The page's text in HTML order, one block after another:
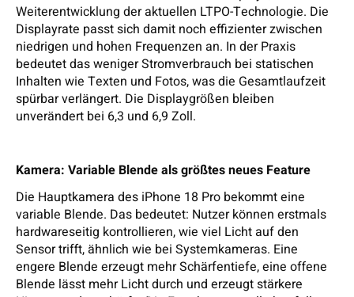
Weiterentwicklung der aktuellen LTPO-Technologie. Die
Displayrate passt sich damit noch effizienter zwischen
niedrigen und hohen Frequenzen an. In der Praxis
bedeutet das weniger Stromverbrauch bei statischen
Inhalten wie Texten und Fotos, was die Gesamtlaufzeit
spürbar verlängert. Die Displaygrößen bleiben
unverändert bei 6,3 und 6,9 Zoll.
Kamera: Variable Blende als größtes neues Feature
Die Hauptkamera des iPhone 18 Pro bekommt eine
variable Blende. Das bedeutet: Nutzer können erstmals
hardwareseitig kontrollieren, wie viel Licht auf den
Sensor trifft, ähnlich wie bei Systemkameras. Eine
engere Blende erzeugt mehr Schärfentiefe, eine offene
Blende lässt mehr Licht durch und erzeugt stärkere